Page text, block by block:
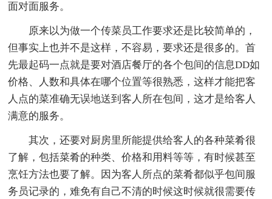
面对面服务。
原来以为做一个传菜员工作要求还是比较简单的，
但事实上也并不是这样，不容易，要求还是很多的。首
先最起码一点就是要对酒店餐厅的各个包间的信息DD如
价格、人数和具体在哪个位置等很熟悉，这样才能把客
人点的菜准确无误地送到客人所在包间，这才是给客人
满意的服务。
其次，还要对厨房里所能提供给客人的各种菜肴很
了解，包括菜肴的种类、价格和用料等等，有时候甚至
烹饪方法也要了解。因为客人所点的菜肴都似乎包间服
务员记录的，难免有自己不清的时候这时候就很需要传